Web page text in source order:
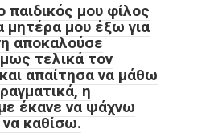
μου φίλος
μητέρα μου έξω για
αποκαλούσε
τελικά τον
απαίτησα να μάθω
η
έκανε να ψάχνω
καθίσω.